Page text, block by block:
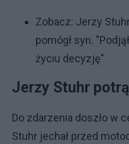
Zobacz: Jerzy
pomógł syn.
życiu decyzję"
Jerzy Stuhr
Do zdarzenia doszło w
Stuhr jechał przed